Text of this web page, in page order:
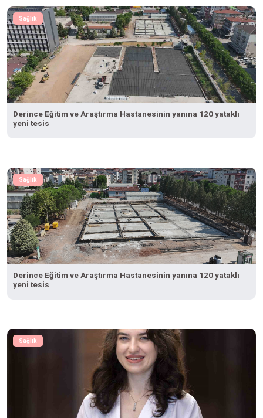
Sağlık
Derince Eğitim ve Araştırma Hastanesinin yanına 120 yataklı
yeni tesis
Sağlık
Derince Eğitim ve Araştırma Hastanesinin yanına 120 yataklı
yeni tesis
Sağlık